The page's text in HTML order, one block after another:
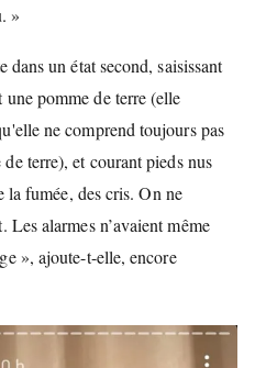
»
un état second, saisissant
pomme de terre (elle
ne comprend toujours pas
terre), et courant pieds nus
la fumée, des cris. On ne
Les alarmes n’avaient même
», ajoute-t-elle, encore